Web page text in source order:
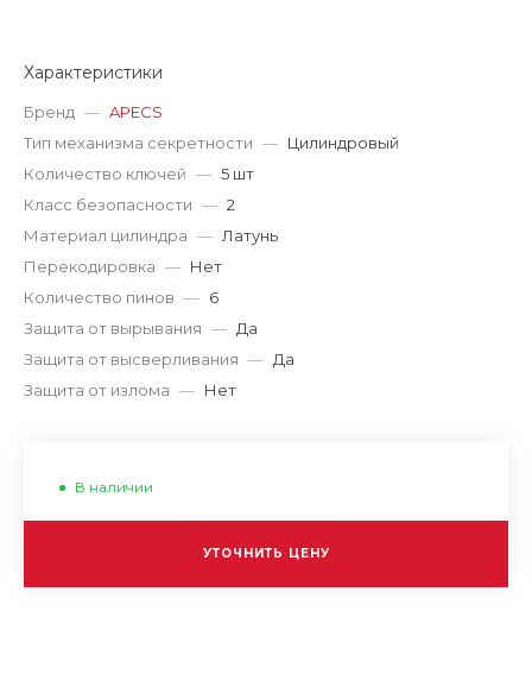
Характеристики
Бренд — APECS
Тип механизма секретности — Цилиндровый
Количество ключей — 5 шт
Класс безопасности — 2
Материал цилиндра — Латунь
Перекодировка — Нет
Количество пинов — 6
Защита от вырывания — Да
Защита от высверливания — Да
Защита от излома — Нет
В наличии
УТОЧНИТЬ ЦЕНУ